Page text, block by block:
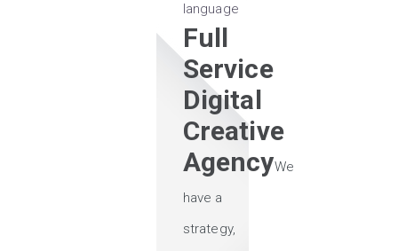
language
Full
Service
Digital
Creative
AgencyWe
have a
strategy,